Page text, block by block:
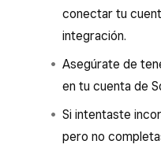
conectar tu
integración.
Asegúrate de
en tu cuenta de
Si intentaste
pero no